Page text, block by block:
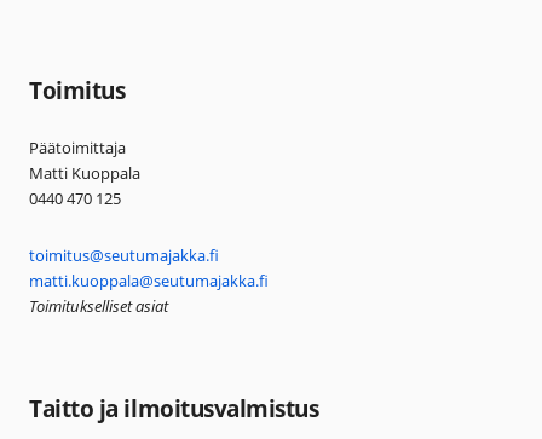
Toimitus
Päätoimittaja
Matti Kuoppala
0440 470 125
toimitus@seutumajakka.fi
matti.kuoppala@seutumajakka.fi
Toimitukselliset asiat
Taitto ja ilmoitusvalmistus